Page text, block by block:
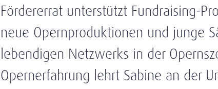
Fördererrat unterstützt Fundraising-
neue Opernproduktionen und junge
lebendigen Netzwerks in der
Opernerfahrung lehrt Sabine an der